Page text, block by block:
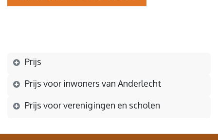
Prijs
Prijs voor inwoners van Anderlecht
Prijs voor verenigingen en scholen